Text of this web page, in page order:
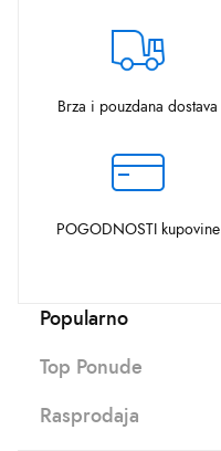
Brza i pouzdana dostava
POGODNOSTI kupovine
Popularno
Top Ponude
Rasprodaja